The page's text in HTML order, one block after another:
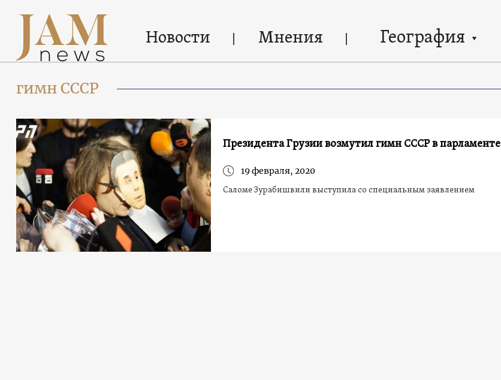
Новости Мнения География
гимн СССР
Президента Грузии возмутил гимн СССР в парламенте
19 февраля, 2020
Саломе Зурабишвили выступила со специальным заявлением